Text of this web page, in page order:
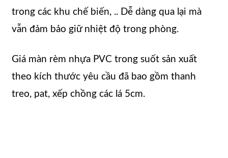
trong các khu chế biến, .. Dễ dàng qua lại mà
vẫn đảm bảo giữ nhiệt độ trong phòng.
Giá màn rèm nhựa PVC trong suốt sản xuất
theo kích thước yêu cầu đã bao gồm thanh
treo, pat, xếp chồng các lá 5cm.